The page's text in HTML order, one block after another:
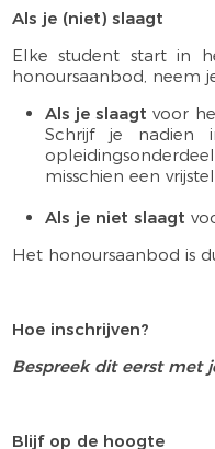
Als je (niet) slaagt
Elke student start in
honoursaanbod, neem
Als je slaagtvoor
Schrijf je nadien
misschien een
Als je niet slaagt
Het honoursaanbod is
Hoe inschrijven?
Bespreek dit eerst met
Blijf op de hoogte